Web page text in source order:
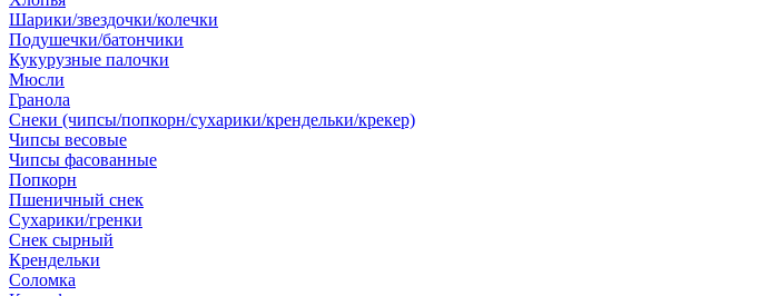
Шарики/звездочки/колечки
Подушечки/батончики
Кукурузные палочки
Мюсли
Гранола
Снеки (чипсы/попкорн/сухарики/крендельки/крекер)
Чипсы весовые
Чипсы фасованные
Попкорн
Пшеничный снек
Сухарики/гренки
Снек сырный
Крендельки
Соломка